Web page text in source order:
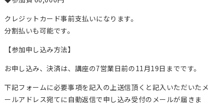
クレジットカード事前支払いになります。
分割払いも可能です。
【参加申し込み方法】
お申し込み、決済は、講座の7営業日前の11月19日までです。
下記フォームに必要事項を記入の上送信頂くと記入いただいたメ
ールアドレス宛てに自動返信で申し込み受付のメールが届きま